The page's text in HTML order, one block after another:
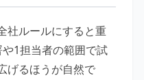
社ルールにすると重
1担当者の範囲で試
げるほうが自然で